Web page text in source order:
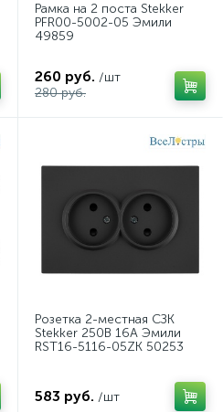
Рамка на 2 поста Stekker
PFR00-5002-05 Эмили
49859
260 руб. /шт
280 руб.
Розетка 2-местная СЗК
Stekker 250В 16А Эмили
RST16-5116-05ZK 50253
583 руб. /шт